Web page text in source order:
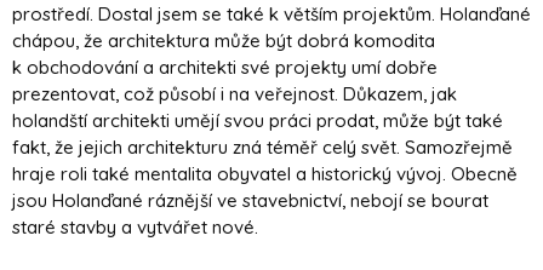
prostředí. Dostal jsem se také k větším projektům. Holanďané
chápou, že architektura může být dobrá komodita
k obchodování a architekti své projekty umí dobře
prezentovat, což působí i na veřejnost. Důkazem, jak
holandští architekti umějí svou práci prodat, může být také
fakt, že jejich architekturu zná téměř celý svět. Samozřejmě
hraje roli také mentalita obyvatel a historický vývoj. Obecně
jsou Holanďané ráznější ve stavebnictví, nebojí se bourat
staré stavby a vytvářet nové.